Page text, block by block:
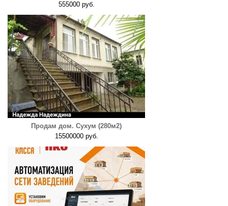
555000 руб.
Продам дом. Сухум (280м2)
15500000 руб.